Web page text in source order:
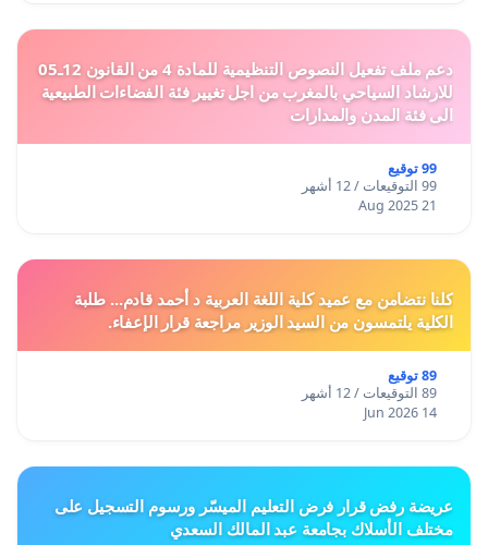
دعم ملف تفعيل النصوص التنظيمية للمادة 4 من القانون 12ـ05
للارشاد السياحي بالمغرب من اجل تغيير فئة الفضاءات الطبيعية
الى فئة المدن والمدارات
99 توقيع
99 التوقيعات / 12 أشهر
21 Aug 2025
كلنا نتضامن مع عميد كلية اللغة العربية د أحمد قادم... طلبة
الكلية يلتمسون من السيد الوزير مراجعة قرار الإعفاء.
89 توقيع
89 التوقيعات / 12 أشهر
14 Jun 2026
عريضة رفض قرار فرض التعليم الميسّر ورسوم التسجيل على
مختلف الأسلاك بجامعة عبد المالك السعدي